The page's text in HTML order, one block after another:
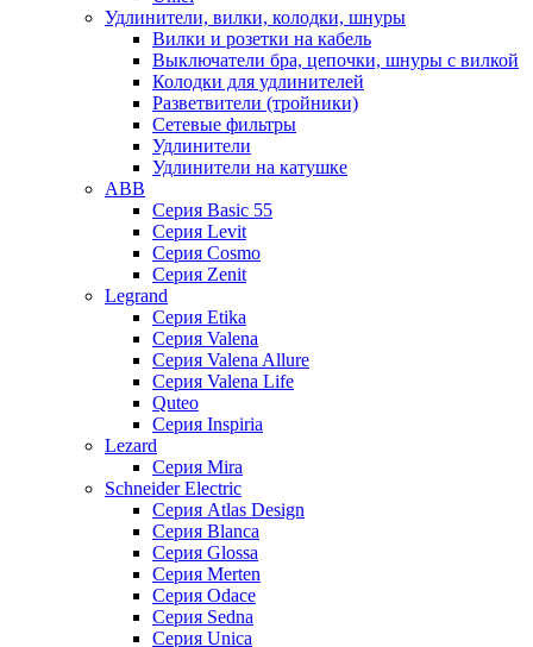
Удлинители, вилки, колодки, шнуры
Вилки и розетки на кабель
Выключатели бра, цепочки, шнуры с вилкой
Колодки для удлинителей
Разветвители (тройники)
Сетевые фильтры
Удлинители
Удлинители на катушке
ABB
Серия Basic 55
Серия Levit
Серия Cosmo
Серия Zenit
Legrand
Серия Etika
Серия Valena
Серия Valena Allure
Серия Valena Life
Quteo
Серия Inspiria
Lezard
Серия Mira
Schneider Electric
Серия Atlas Design
Серия Blanca
Серия Glossa
Серия Merten
Серия Odace
Серия Sedna
Серия Unica